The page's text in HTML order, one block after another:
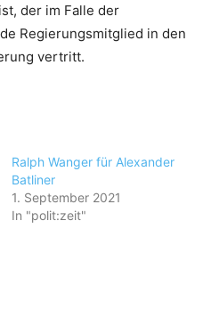
der im Falle der
Regierungsmitglied in den
vertritt.
Ralph Wanger für Alexander
Batliner
1. September 2021
In "polit:zeit"